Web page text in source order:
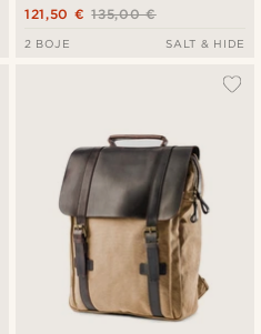
135,00 €
121,50 €
2 BOJE SALT & HIDE